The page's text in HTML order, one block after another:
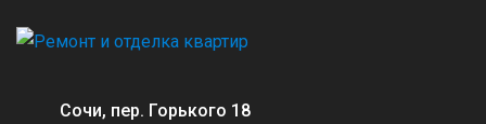
Сочи, пер. Горького 18